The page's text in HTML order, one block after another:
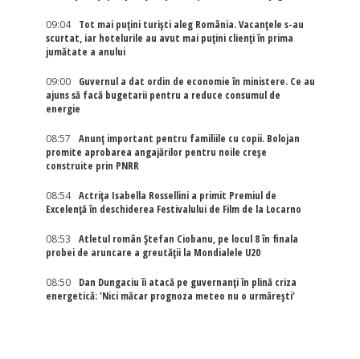
09:04
Tot mai puțini turiști aleg România. Vacanțele s-au
scurtat, iar hotelurile au avut mai puțini clienți în prima
jumătate a anului
09:00
Guvernul a dat ordin de economie în ministere. Ce au
ajuns să facă bugetarii pentru a reduce consumul de
energie
08:57
Anunț important pentru familiile cu copii. Bolojan
promite aprobarea angajărilor pentru noile creșe
construite prin PNRR
08:54
Actriţa Isabella Rossellini a primit Premiul de
Excelenţă în deschiderea Festivalului de Film de la Locarno
08:53
Atletul român Ștefan Ciobanu, pe locul 8 în finala
probei de aruncare a greutății la Mondialele U20
08:50
Dan Dungaciu îi atacă pe guvernanți în plină criza
energetică: 'Nici măcar prognoza meteo nu o urmărești'